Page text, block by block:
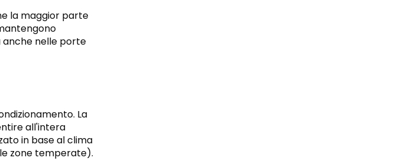
la maggior parte
anche nelle porte
La
all'intera
in base al clima
zone temperate).